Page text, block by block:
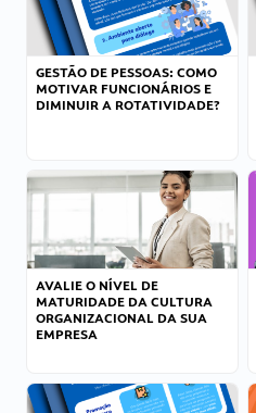
GESTÃO DE PESSOAS: COMO
MOTIVAR FUNCIONÁRIOS E
DIMINUIR A ROTATIVIDADE?
AVALIE O NÍVEL DE
MATURIDADE DA CULTURA
ORGANIZACIONAL DA SUA
EMPRESA